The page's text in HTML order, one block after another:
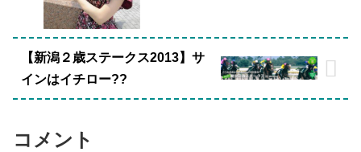
【新潟２歳ステークス2013】サ
インはイチロー??
コメント